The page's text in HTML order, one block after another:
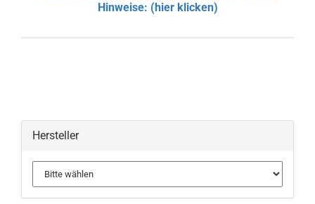
Hinweise: (hier klicken)
Hersteller